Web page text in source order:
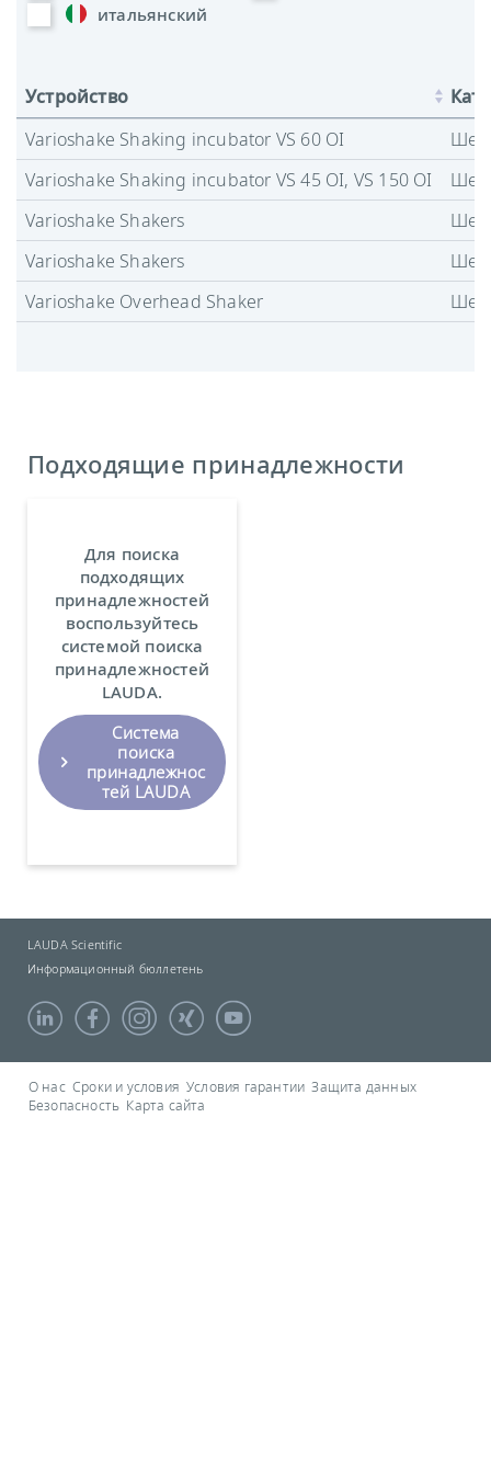
итальянский
Устройство
Varioshake Shaking incubator VS 60 OI
Varioshake Shaking incubator VS 45 OI, VS 150 OI
Varioshake Shakers
Varioshake Shakers
Varioshake Overhead Shaker
Подходящие принадлежности
Для поиска
подходящих
принадлежностей
воспользуйтесь
системой поиска
принадлежностей
LAUDA.
Система
поиска
принадлежнос
тей LAUDA
LAUDA Scientific
Информационный бюллетень
О нас Сроки и условия Условия гарантии Защита данных
Безопасность Карта сайта